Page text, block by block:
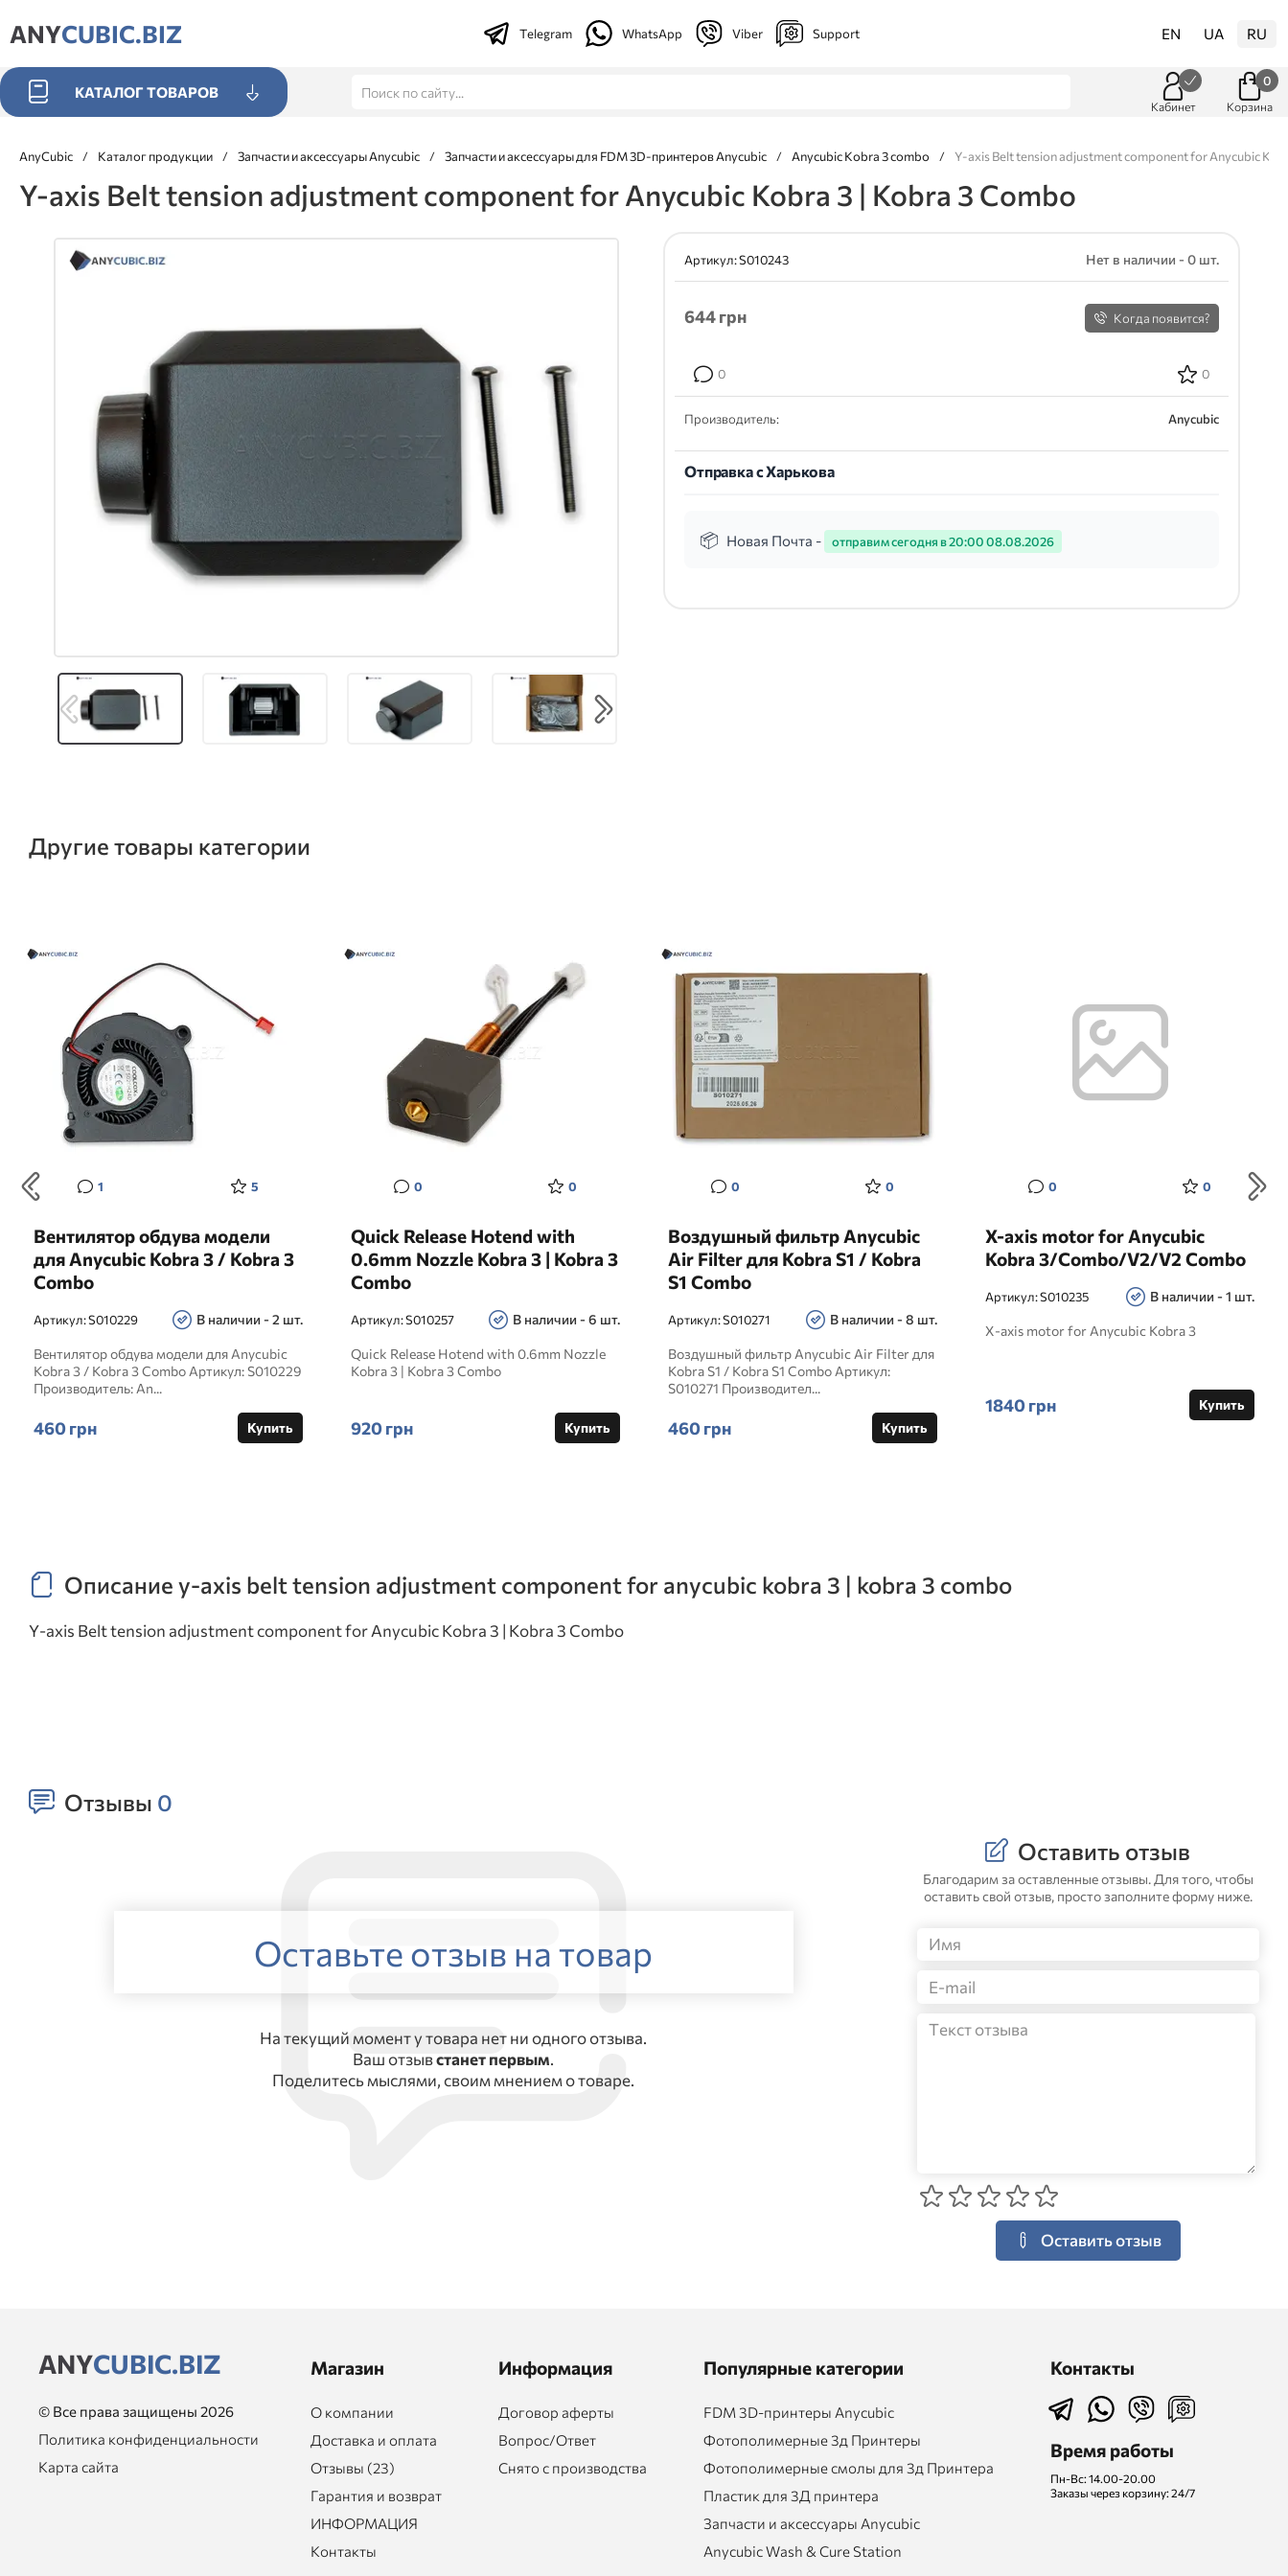
ANYCUBIC.BIZ Telegram WhatsApp Viber Support EN UA RU
КАТАЛОГ ТОВАРОВ
Кабинет Корзина
0
AnyCubic / Каталог продукции / Запчасти и аксессуары Anycubic / Запчасти и аксессуары для FDM 3D-принтеров Anycubic / Anycubic Kobra 3 combo / Y-axis Belt tension adjustment component for Anycubic
Y-axis Belt tension adjustment component for Anycubic Kobra 3 | Kobra 3 Combo
Артикул:S010243 Нет в наличии - 0 шт.
644грн Когда появится?
0 0
Производитель: Anycubic
Отправка с Харькова
Новая Почта - отправим сегодня в 20:00 08.08.2026
Другие товары категории
1 5
Вентилятор обдува модели
для Anycubic Kobra 3 / Kobra 3
Combo
Артикул:S010229 В наличии - 2 шт.
Вентилятор обдува модели для Anycubic
Kobra 3 / Kobra 3 Combo Артикул: S010229
Производитель: An...
460 грн Купить
0 0
Quick Release Hotend with
0.6mm Nozzle Kobra 3 | Kobra 3
Combo
Артикул:S010257 В наличии - 6 шт.
Quick Release Hotend with 0.6mm Nozzle
Kobra 3 | Kobra 3 Combo
920 грн Купить
0 0
Воздушный фильтр Anycubic
Air Filter для Kobra S1 / Kobra
S1 Combo
Артикул:S010271 В наличии - 8 шт.
Воздушный фильтр Anycubic Air Filter для
Kobra S1 / Kobra S1 Combo Артикул:
S010271 Производител...
460 грн Купить
0 0
X-axis motor for Anycubic
Kobra 3/Combo/V2/V2 Combo
Артикул:S010235 В наличии - 1 шт.
X-axis motor for Anycubic Kobra 3
1840 грн Купить
Описание y-axis belt tension adjustment component for anycubic kobra 3 | kobra 3 combo
Y-axis Belt tension adjustment component for Anycubic Kobra 3 | Kobra 3 Combo
Отзывы 0
Оставьте отзыв на товар
На текущий момент у товара нет ни одного отзыва.
Ваш отзывстанет первым.
Поделитесь мыслями, своим мнением о товаре.
Оставить отзыв
Благодарим за оставленные отзывы. Для того, чтобы
оставить свой отзыв, просто заполните форму ниже.
Оставить отзыв
ANYCUBIC.BIZ
© Все права защищены 2026
Политика конфиденциальности
Карта сайта
Магазин
О компании
Доставка и оплата
Отзывы (23)
Гарантия и возврат
ИНФОРМАЦИЯ
Контакты
Информация
Договор аферты
Вопрос/Ответ
Снято с производства
Популярные категории
FDM 3D-принтеры Anycubic
Фотополимерные 3д Принтеры
Фотополимерные смолы для 3д Принтера
Пластик для 3Д принтера
Запчасти и аксессуары Anycubic
Anycubic Wash & Cure Station
Контакты
Время работы
Пн-Вс: 14.00-20.00
Заказы через корзину: 24/7